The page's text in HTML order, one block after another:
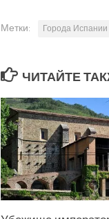
Метки: Города Испании
ЧИТАЙТЕ